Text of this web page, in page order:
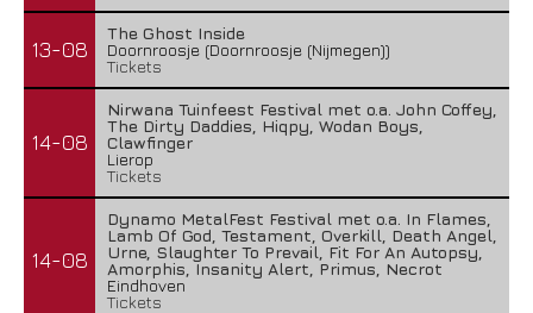
13-08
The Ghost Inside
Doornroosje (Doornroosje (Nijmegen))
Tickets
14-08
Nirwana Tuinfeest Festival met o.a. John Coffey,
The Dirty Daddies, Hiqpy, Wodan Boys,
Clawfinger
Lierop
Tickets
14-08
Dynamo MetalFest Festival met o.a. In Flames,
Lamb Of God, Testament, Overkill, Death Angel,
Urne, Slaughter To Prevail, Fit For An Autopsy,
Amorphis, Insanity Alert, Primus, Necrot
Eindhoven
Tickets